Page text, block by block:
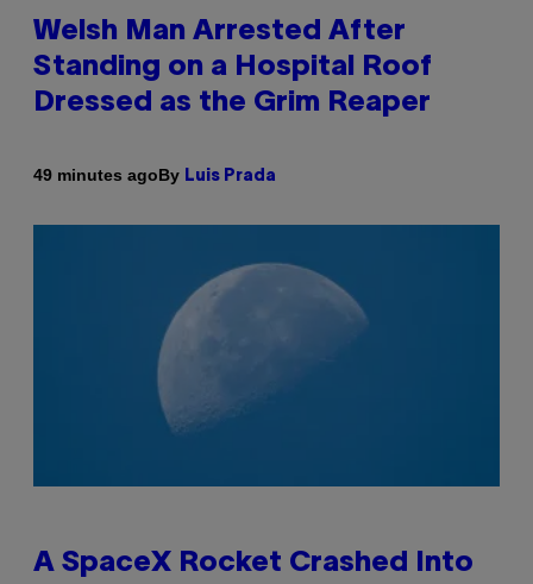
Welsh Man Arrested After
Standing on a Hospital Roof
Dressed as the Grim Reaper
49 minutes agoBy Luis Prada
A SpaceX Rocket Crashed Into